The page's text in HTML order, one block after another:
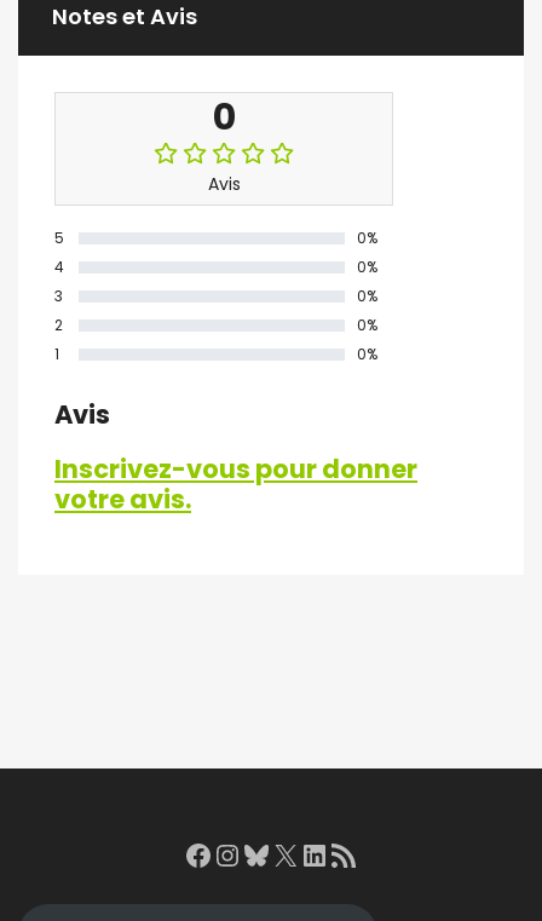
Notes et Avis
0
Avis
5
0%
4
0%
3
0%
2
0%
1
0%
Avis
Inscrivez-vous pour donner
votre avis.
Facebook
Instagram
Bluesky
X LinkedIn
RSS Feed